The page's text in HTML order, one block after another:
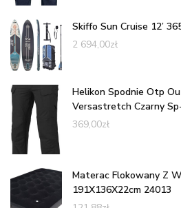
Skiffo Sun Cruise 12’
2 694,00zł
Helikon Spodnie Otp
Versastretch Czarny
369,00zł
Materac Flokowany Z
191X136X22cm 24013